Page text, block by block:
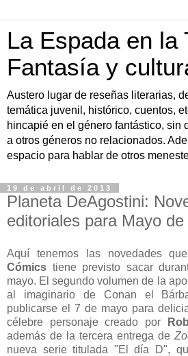
La Espada en la
Fantasía y
Austero lugar de reseñas literarias,
temática juvenil, histórico, cuentos,
hincapié en el género fantástico, sin
a otros géneros no relacionados.
espacio para hablar de otros
19 de abril de 2013
Planeta DeAgostini:
editoriales para Mayo de
Aquí tenemos las novedades
Cómics tiene previsto sacar
mayo. El segundo volumen de la
al imaginario de Conan el
publicarse el 7 de mayo para
célebre personaje creado por
además de la tercera entrega de
nueva serie titulada "El día D",